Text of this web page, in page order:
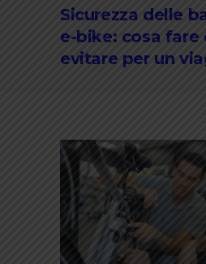
Sicurezza delle
e-bike: cosa fare
evitare per un